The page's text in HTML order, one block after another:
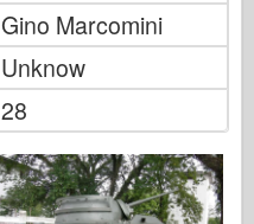
Gino Marcomini
Unknow
28